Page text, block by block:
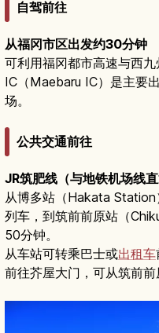
自驾前往
从福冈市区出发约30分钟
可利用福冈都市高速与西
IC（Maebaru IC）是主要
场。
公共交通前往
JR筑肥线（与地铁机场线直
从博多站（Hakata Station
列车，到筑前前原站（
50分钟。
从车站可转乘巴士或出租车
前往芥屋大门，可从筑前前